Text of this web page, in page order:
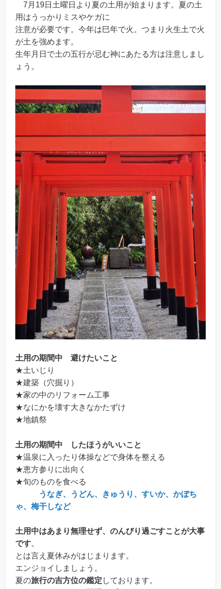
7月19日土曜日より夏の土用が始まります。夏の土
用はうっかりミスやケガに
注意が必要です。今年は巳年で火。つまり火生土で火
が土を強めます。
生年月日で土の五行が忌む神にあたる方は注意しまし
ょう。
土用の期間中 避けたいこと
★土いじり
★建築（穴掘り）
★家の中のリフォーム工事
★なにかを壊す大きなかたずけ
★地鎮祭
土用の期間中 したほうがいいこと
★温泉に入ったり体操などで身体を整える
★恵方参りに出向く
★旬のものを食べる
うなぎ、うどん、きゅうり、すいか、かぼち
ゃ、梅干しなど
土用中はあまり無理せず、のんびり過ごすことが大事
です。
とは言え夏休みがはじまります。
エンジョイしましょう。
夏の旅行の吉方位の鑑定 しております。